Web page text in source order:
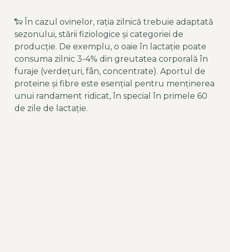
🐑 În cazul ovinelor, rația zilnică trebuie adaptată
sezonului, stării fiziologice și categoriei de
producție. De exemplu, o oaie în lactație poate
consuma zilnic 3-4% din greutatea corporală în
furaje (verdețuri, fân, concentrate). Aportul de
proteine și fibre este esențial pentru menținerea
unui randament ridicat, în special în primele 60
de zile de lactație.